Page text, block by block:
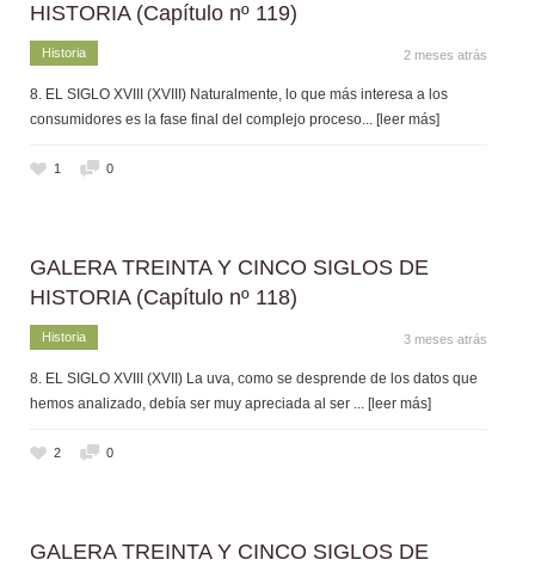
HISTORIA (Capítulo nº 119)
Historia 2 meses atrás
8. EL SIGLO XVIII (XVIII) Naturalmente, lo que más interesa a los
consumidores es la fase final del complejo proceso... [leer más]
1 0
GALERA TREINTA Y CINCO SIGLOS DE
HISTORIA (Capítulo nº 118)
Historia 3 meses atrás
8. EL SIGLO XVIII (XVII) La uva, como se desprende de los datos que
hemos analizado, debía ser muy apreciada al ser ... [leer más]
2 0
GALERA TREINTA Y CINCO SIGLOS DE